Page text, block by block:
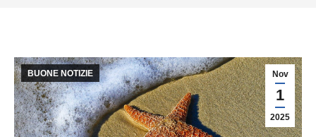
Nov
1
2025
BUONE NOTIZIE